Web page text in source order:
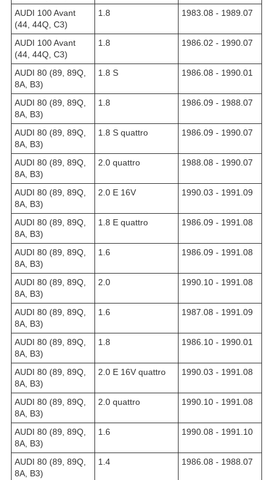
AUDI 100 Avant
(44, 44Q, C3)
1.8 1983.08 - 1989.07
AUDI 100 Avant
(44, 44Q, C3)
1.8 1986.02 - 1990.07
AUDI 80 (89, 89Q,
8A, B3)
1.8 S 1986.08 - 1990.01
AUDI 80 (89, 89Q,
8A, B3)
1.8 1986.09 - 1988.07
AUDI 80 (89, 89Q,
8A, B3)
1.8 S quattro 1986.09 - 1990.07
AUDI 80 (89, 89Q,
8A, B3)
2.0 quattro 1988.08 - 1990.07
AUDI 80 (89, 89Q,
8A, B3)
2.0 E 16V 1990.03 - 1991.09
AUDI 80 (89, 89Q,
8A, B3)
1.8 E quattro 1986.09 - 1991.08
AUDI 80 (89, 89Q,
8A, B3)
1.6 1986.09 - 1991.08
AUDI 80 (89, 89Q,
8A, B3)
2.0 1990.10 - 1991.08
AUDI 80 (89, 89Q,
8A, B3)
1.6 1987.08 - 1991.09
AUDI 80 (89, 89Q,
8A, B3)
1.8 1986.10 - 1990.01
AUDI 80 (89, 89Q,
8A, B3)
2.0 E 16V quattro 1990.03 - 1991.08
AUDI 80 (89, 89Q,
8A, B3)
2.0 quattro 1990.10 - 1991.08
AUDI 80 (89, 89Q,
8A, B3)
1.6 1990.08 - 1991.10
AUDI 80 (89, 89Q,
8A, B3)
1.4 1986.08 - 1988.07